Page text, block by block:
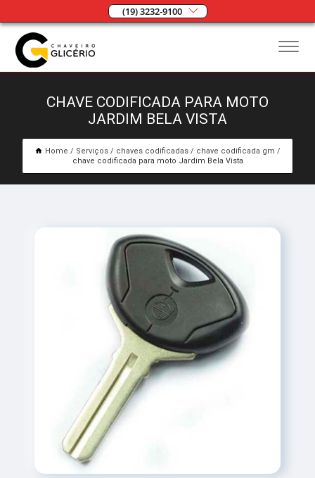
(19) 3232-9100
CHAVE CODIFICADA PARA MOTO
JARDIM BELA VISTA
Home Serviços chaves codificadas
chave codificada gm
chave codificada para moto Jardim Bela Vista